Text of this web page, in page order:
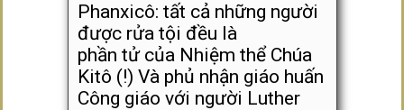
Phanxicô: tất cả những người
được rửa tội đều là
phần tử của Nhiệm thể Chúa
Kitô (!) Và phủ nhận giáo huấn
Công giáo với người Luther